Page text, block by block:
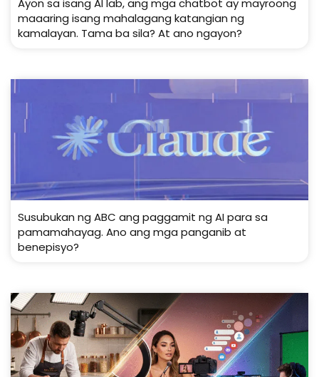
Ayon sa isang AI lab, ang mga chatbot ay mayroong
maaaring isang mahalagang katangian ng
kamalayan. Tama ba sila? At ano ngayon?
Susubukan ng ABC ang paggamit ng AI para sa
pamamahayag. Ano ang mga panganib at
benepisyo?